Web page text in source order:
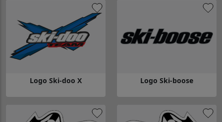
Logo Ski-doo X Logo Ski-boose